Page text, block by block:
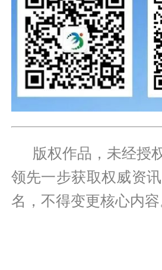
版权作品，未经授
领先一步获取权威资
名，不得变更核心内